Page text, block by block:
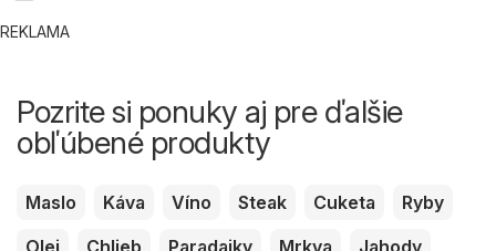
REKLAMA
Pozrite si ponuky aj pre ďalšie
obľúbené produkty
Maslo Káva Víno Steak Cuketa
Ryby
Olej
Chlieb Paradajky Mrkva
Jahody